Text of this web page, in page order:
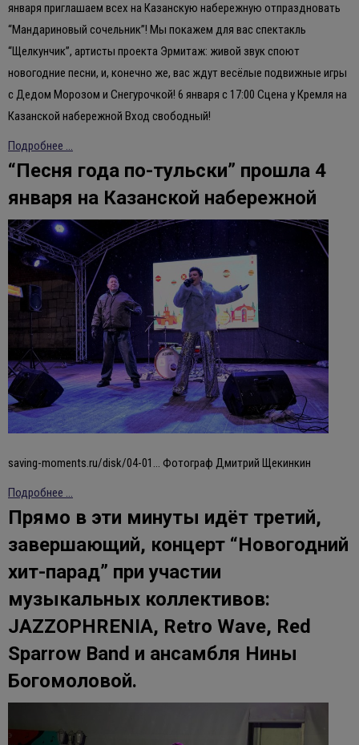
января приглашаем всех на Казанскую набережную отпраздновать
“Мандариновый сочельник”! Мы покажем для вас спектакль
“Щелкунчик”, артисты проекта Эрмитаж: живой звук споют
новогодние песни, и, конечно же, вас ждут весёлые подвижные игры
с Дедом Морозом и Снегурочкой! 6 января с 17:00 Сцена у Кремля на
Казанской набережной Вход свободный!
Подробнее ...
“Песня года по-тульски” прошла 4
января на Казанской набережной
saving-moments.ru/disk/04-01… Фотограф Дмитрий Щекинкин
Подробнее ...
Прямо в эти минуты идёт третий,
завершающий, концерт “Новогодний
хит-парад” при участии
музыкальных коллективов:
JAZZOPHRENIA, Retro Wave, Red
Sparrow Band и ансамбля Нины
Богомоловой.